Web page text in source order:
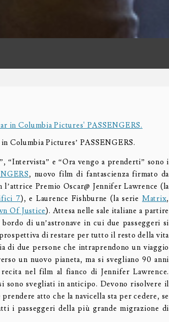
Columbia Pictures’ PASSENGERS.
“Intervista” e “Ora vengo a prenderti” sono i
, nuovo film di fantascienza firmato da
Premio Oscar@ Jennifer Lawrence (la
7), e Laurence Fishburne (la serie Matrix,
Of Justice). Attesa nelle sale italiane a partire
di un’astronave in cui due passeggeri si
di restare per tutto il resto della vita
di due persone che intraprendono un viaggio
un nuovo pianeta, ma si svegliano 90 anni
nel film al fianco di Jennifer Lawrence.
sono svegliati in anticipo. Devono risolvere il
atto che la navicella sta per cedere, se
i passeggeri della più grande migrazione di